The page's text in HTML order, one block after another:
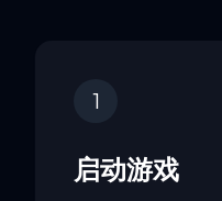
1
启动游戏